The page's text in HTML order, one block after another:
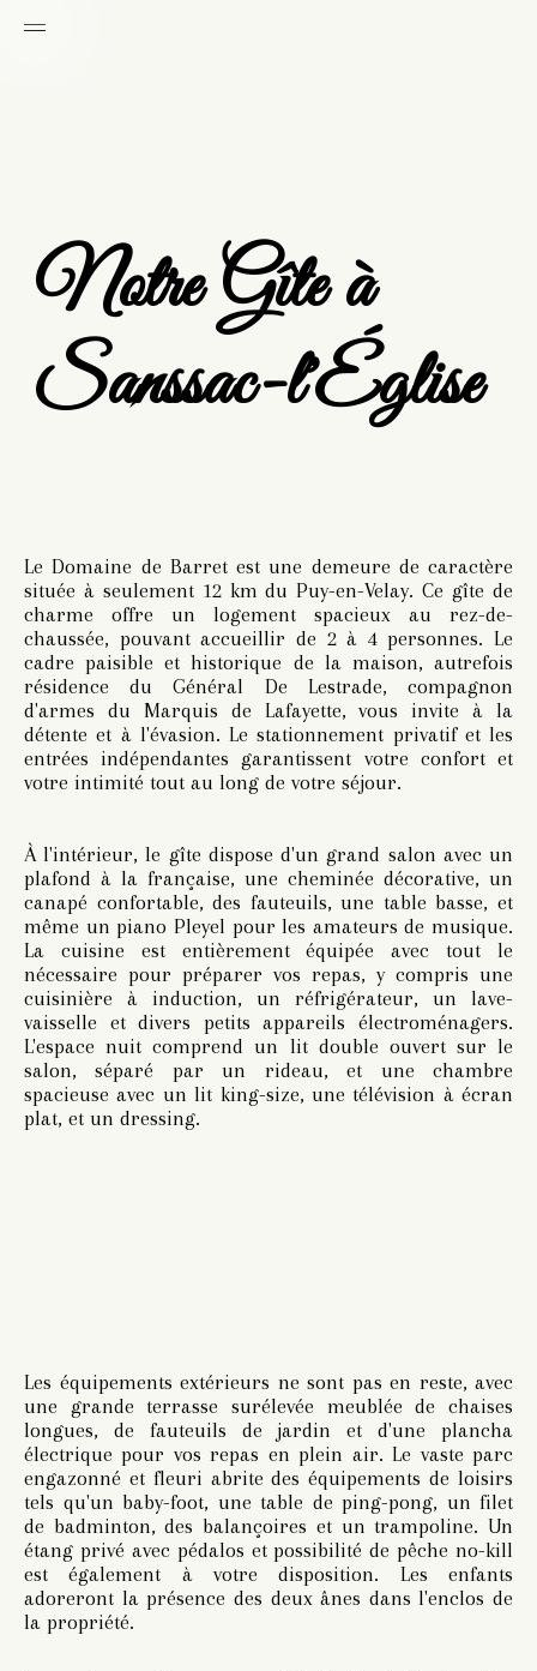
Notre Gîte à
Sanssac-l'Église
Le Domaine de Barret est une demeure de caractère
située à seulement 12 km du Puy-en-Velay. Ce gîte de
charme offre un logement spacieux au rez-de-
chaussée, pouvant accueillir de 2 à 4 personnes. Le
cadre paisible et historique de la maison, autrefois
résidence du Général De Lestrade, compagnon
d'armes du Marquis de Lafayette, vous invite à la
détente et à l'évasion. Le stationnement privatif et les
entrées indépendantes garantissent votre confort et
votre intimité tout au long de votre séjour.
À l'intérieur, le gîte dispose d'un grand salon avec un
plafond à la française, une cheminée décorative, un
canapé confortable, des fauteuils, une table basse, et
même un piano Pleyel pour les amateurs de musique.
La cuisine est entièrement équipée avec tout le
nécessaire pour préparer vos repas, y compris une
cuisinière à induction, un réfrigérateur, un lave-
vaisselle et divers petits appareils électroménagers.
L'espace nuit comprend un lit double ouvert sur le
salon, séparé par un rideau, et une chambre
spacieuse avec un lit king-size, une télévision à écran
plat, et un dressing.
Les équipements extérieurs ne sont pas en reste, avec
une grande terrasse surélevée meublée de chaises
longues, de fauteuils de jardin et d'une plancha
électrique pour vos repas en plein air. Le vaste parc
engazonné et fleuri abrite des équipements de loisirs
tels qu'un baby-foot, une table de ping-pong, un filet
de badminton, des balançoires et un trampoline. Un
étang privé avec pédalos et possibilité de pêche no-kill
est également à votre disposition. Les enfants
adoreront la présence des deux ânes dans l'enclos de
la propriété.